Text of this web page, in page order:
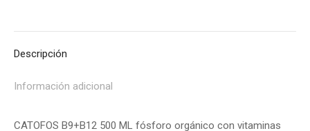
Descripción
Información adicional
CATOFOS B9+B12 500 ML fósforo orgánico con vitaminas